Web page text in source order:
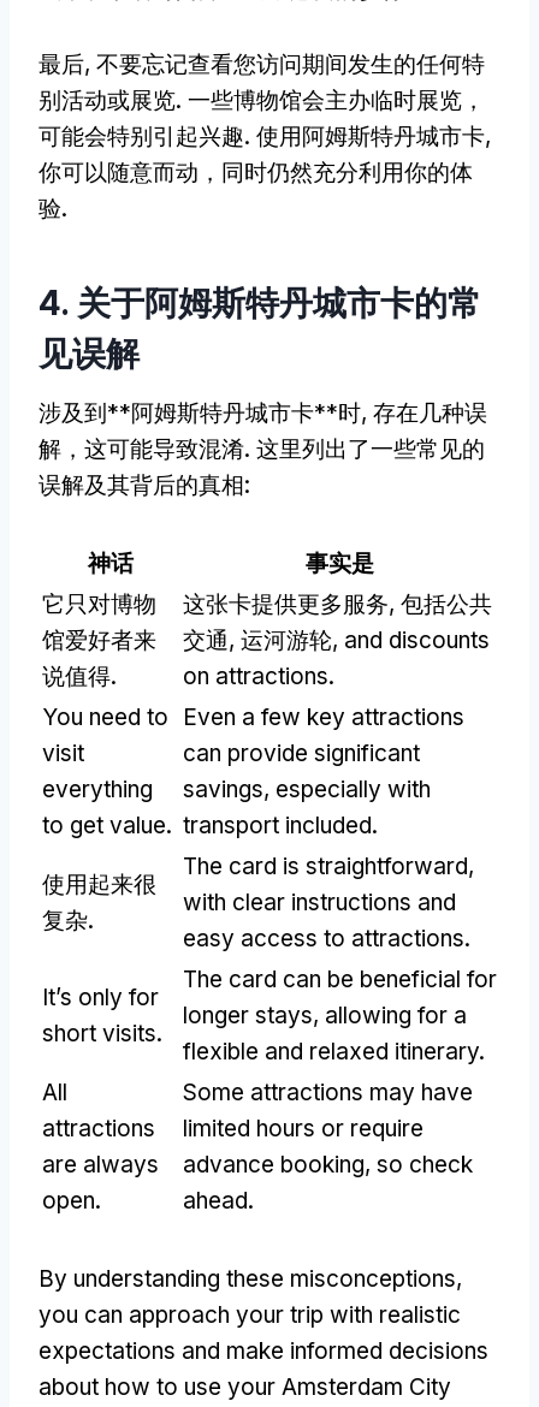
最后, 不要忘记查看您访问期间发生的任何特
别活动或展览. 一些博物馆会主办临时展览，
可能会特别引起兴趣. 使用阿姆斯特丹城市卡,
你可以随意而动，同时仍然充分利用你的体
验.
4. 关于阿姆斯特丹城市卡的常
见误解
涉及到**阿姆斯特丹城市卡**时, 存在几种误
解，这可能导致混淆. 这里列出了一些常见的
误解及其背后的真相:
神话
事实是
它只对博物
馆爱好者来
说值得.
这张卡提供更多服务, 包括公共
交通, 运河游轮, and discounts
on attractions.
You need to
visit
everything
to get value.
Even a few key attractions
can provide significant
savings, especially with
transport included.
使用起来很
复杂.
The card is straightforward,
with clear instructions and
easy access to attractions.
It’s only for
short visits.
The card can be beneficial for
longer stays, allowing for a
flexible and relaxed itinerary.
All
attractions
are always
open.
Some attractions may have
limited hours or require
advance booking, so check
ahead.
By understanding these misconceptions,
you can approach your trip with realistic
expectations and make informed decisions
about how to use your Amsterdam City